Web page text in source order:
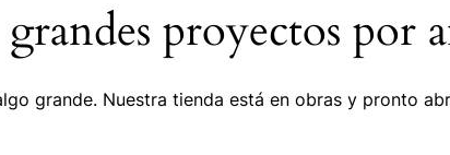
proyectos por
grande. Nuestra tienda está en obras y pronto